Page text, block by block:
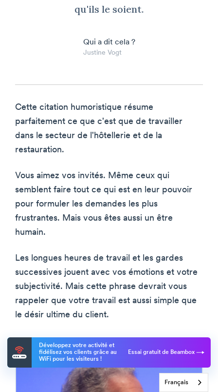
qu'ils le soient.
Qui a dit cela ?
Justine Vogt
Cette citation humoristique résume
parfaitement ce que c'est que de travailler
dans le secteur de l'hôtellerie et de la
restauration.
Vous aimez vos invités. Même ceux qui
semblent faire tout ce qui est en leur pouvoir
pour formuler les demandes les plus
frustrantes. Mais vous êtes aussi un être
humain.
Les longues heures de travail et les gardes
successives jouent avec vos émotions et votre
subjectivité. Mais cette phrase devrait vous
rappeler que votre travail est aussi simple que
le désir ultime du client.
Développez votre activité et
fidélisez vos clients grâce au
WiFi pour les visiteurs !
Essai gratuit de Beambox
Français